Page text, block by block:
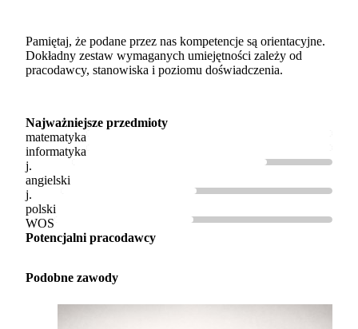
Pamiętaj, że podane przez nas kompetencje są orientacyjne.
Dokładny zestaw wymaganych umiejętności zależy od
pracodawcy, stanowiska i poziomu doświadczenia.
Najważniejsze przedmioty
matematyka
informatyka
j.
angielski
j.
polski
WOS
Potencjalni pracodawcy
Podobne zawody